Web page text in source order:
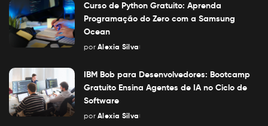
Curso de Python Gratuito: Aprenda
Programação do Zero com a Samsung
Ocean
Posted
por Alexia Silva
IBM Bob para Desenvolvedores: Bootcamp
Gratuito Ensina Agentes de IA no Ciclo de
Software
Posted
por Alexia Silva